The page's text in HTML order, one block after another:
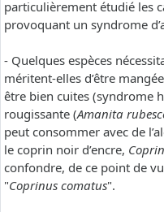
particulièrement étudié les
provoquant un syndrome
- Quelques espèces
méritent-elles d’être
être bien cuites (syndrome
rougissante (Amanita
peut consommer avec de
le coprin noir d’encre,
confondre, de ce point de
"Coprinus comatus".